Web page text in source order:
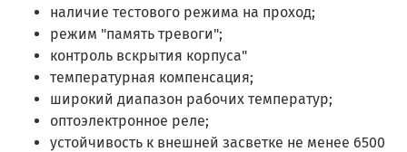
наличие тестового режима на проход;
режим "память тревоги";
контроль вскрытия корпуса"
температурная компенсация;
широкий диапазон рабочих температур;
оптоэлектронное реле;
устойчивость к внешней засветке не менее 6500